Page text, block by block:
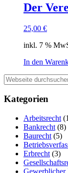
Der
25,00 €
inkl. 7 %
In den
Haupt-
Sidebar
Webseite
durchsuchen
Kategorien
Arbeitsrecht
Bankrecht (8)
Baurecht (5)
Erbrecht (3)